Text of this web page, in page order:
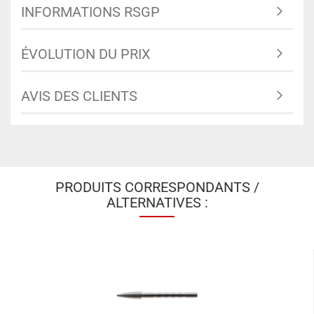
INFORMATIONS RSGP
ÉVOLUTION DU PRIX
AVIS DES CLIENTS
PRODUITS CORRESPONDANTS /
ALTERNATIVES :